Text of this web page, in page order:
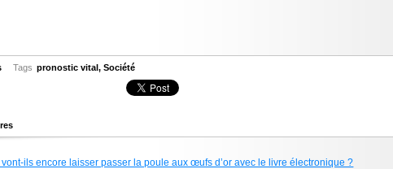
Tags pronostic vital,Société
ils encore laisser passer la poule aux œufs d’or avec le livre électronique ?